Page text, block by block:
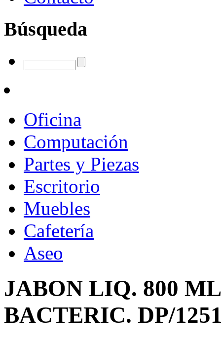
Búsqueda
Oficina
Computación
Partes y Piezas
Escritorio
Muebles
Cafetería
Aseo
JABON LIQ. 800
BACTERIC. DP/